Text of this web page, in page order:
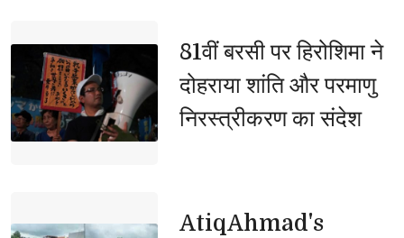
81वीं बरसी पर हिरोशिमा ने
दोहराया शांति और परमाणु
निरस्त्रीकरण का संदेश
AtiqAhmad's